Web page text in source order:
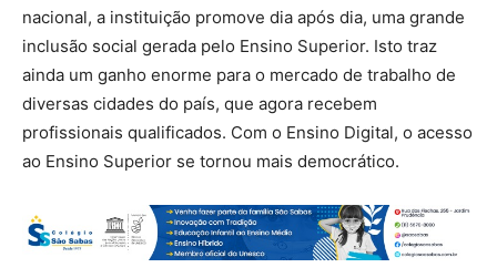
nacional, a instituição promove dia após dia, uma grande
inclusão social gerada pelo Ensino Superior. Isto traz
ainda um ganho enorme para o mercado de trabalho de
diversas cidades do país, que agora recebem
profissionais qualificados. Com o Ensino Digital, o acesso
ao Ensino Superior se tornou mais democrático.